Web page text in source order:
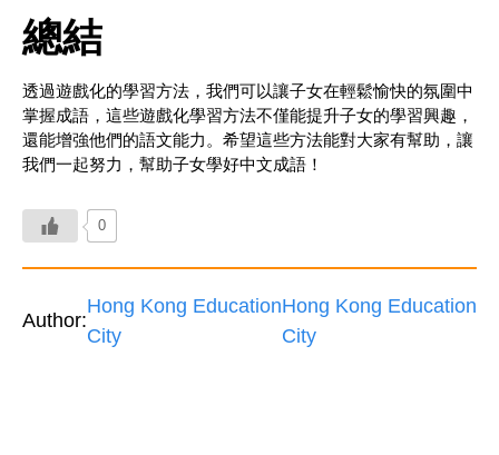
總結
透過遊戲化的學習方法，我們可以讓子女在輕鬆愉快的氛圍中
掌握成語，這些遊戲化學習方法不僅能提升子女的學習興趣，
還能增強他們的語文能力。希望這些方法能對大家有幫助，讓
我們一起努力，幫助子女學好中文成語！
0
Author:
Hong Kong Education
City
Hong Kong Education
City